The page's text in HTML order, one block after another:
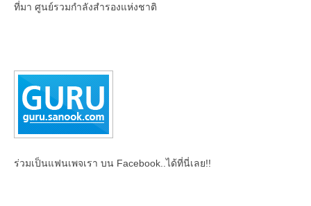
ที่มา ศูนย์รวมกำลังสำรองแห่งชาติ
ร่วมเป็นแฟนเพจเรา บน Facebook..ได้ที่นี่เลย!!